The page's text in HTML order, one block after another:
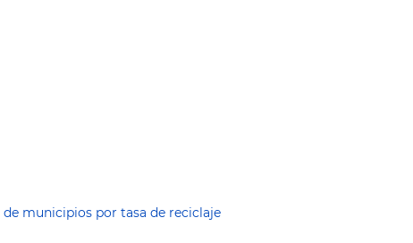
de municipios por tasa de reciclaje